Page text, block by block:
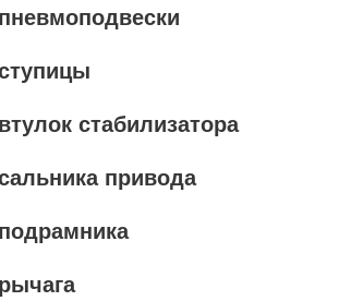
стабилизатора
привода